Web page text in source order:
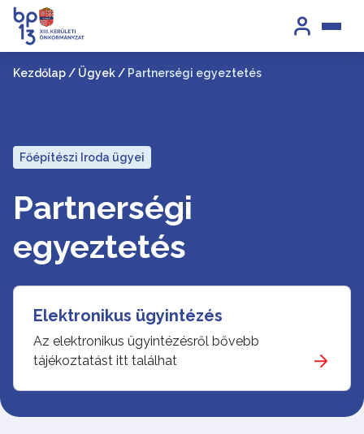
Kezdőlap / Ügyek / Partnerségi egyeztetés
Főépítészi Iroda ügyei
Partnerségi
egyeztetés
Elektronikus ügyintézés
Az elektronikus ügyintézésről bővebb
tájékoztatást itt találhat